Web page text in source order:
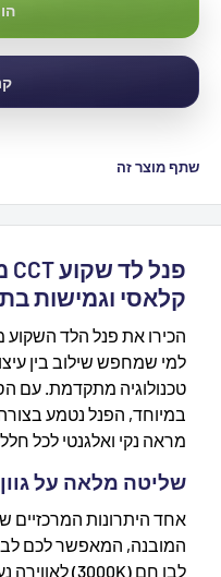
שתף מוצר זה
קלאסי וגמישות
למי שמחפש שילוב בין
במיוחד, הפנל נטמע
מראה נקי ואלגנטי לכל חלל.
שליטה מלאה על
המובנה, המאפשר לכם